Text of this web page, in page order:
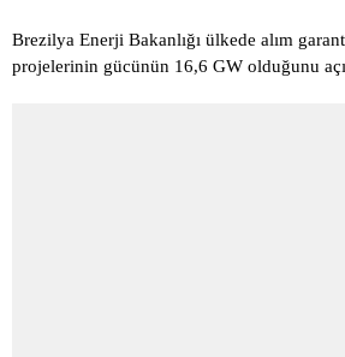
Brezilya Enerji Bakanlığı ülkede alım
projelerinin gücünün 16,6 GW olduğunu